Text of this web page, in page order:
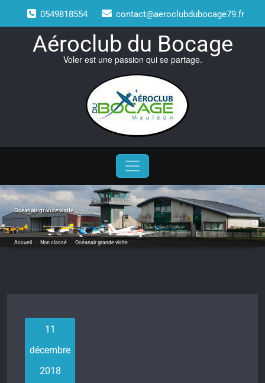
content
0549818554 contact@aeroclubdubocage79.fr
Aéroclub du Bocage
Voler est une passion qui se partage.
Océanair grande visite
Accueil Non classé Océanair grande visite
11
décembre
2018